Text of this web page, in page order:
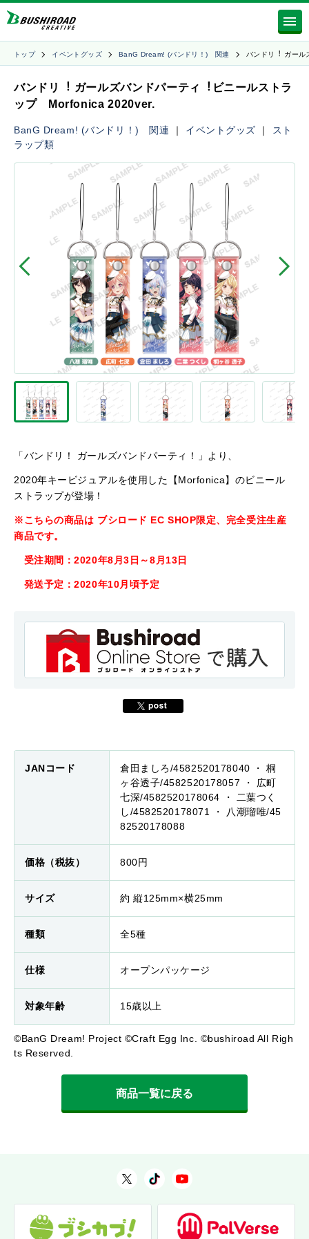
トップ イベントグッズ BanG Dream! (バンドリ！) 関連 バンドリ︕ ガー
バンドリ︕ ガールズバンドパーティ︕ビニールストラ
ップ Morfonica 2020ver.
BanG Dream! (バンドリ！) 関連 ｜ イベントグッズ ｜
スト
ラップ類
「バンドリ！ ガールズバンドパーティ！」より、
2020年キービジュアルを使用した【Morfonica】のビニール
ストラップが登場！
※こちらの商品は ブシロード EC SHOP限定、完全受注生産
商品です。
受注期間：2020年8月3日～8月13日
発送予定：2020年10月頃予定
JANコード
倉田ましろ/4582520178040 ・ 桐
ヶ谷透子/4582520178057 ・ 広町
七深/4582520178064 ・ 二葉つく
し/4582520178071 ・ 八潮瑠唯/45
82520178088
価格（税抜） 800円
サイズ 約 縦125mm×横25mm
種類 全5種
仕様 オープンパッケージ
対象年齢 15歳以上
©BanG Dream! Project ©Craft Egg Inc. ©bushiroad All Righ
ts Reserved.
商品一覧に戻る